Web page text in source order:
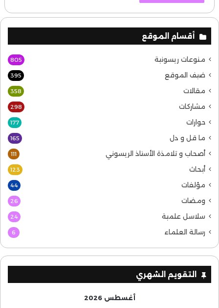
أقسام الموقع
منوعات ريسونية 805
ضيف الموقع 395
مقالات 358
مشاركات 298
حوارات 177
ما قل و دل 165
أصحاب و تلامذة الأستاذ الريسوني 111
أبحاث 123
مؤلفات 44
ومضات 26
سلاسل علمية 24
رسالة العلماء 6
التقويم الشهري
أغسطس 2026